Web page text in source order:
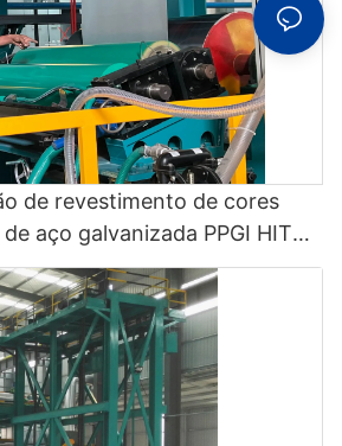
de revestimento de cores
aço galvanizada PPGI HITO -
de fluoreto de
de pintura colorida